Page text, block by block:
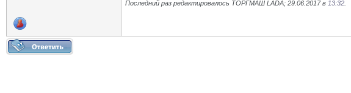
Последний раз редактировалось ТОРГМАШ LADA; 29.06.2017 в 13:32